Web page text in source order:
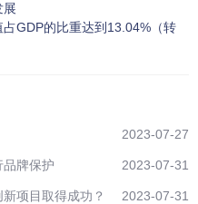
展
GDP的比重达到13.04%（转
2023-07-27
2023-07-31
牌保护
2023-07-31
项目取得成功？